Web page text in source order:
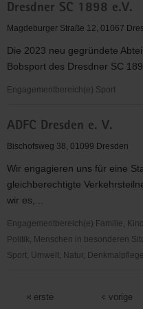
im
TSV
e.
V.
Dresdner SC 1898 e.V.
Magdeburger Straße 12, 01067
Die 2023 neu gegründete
Bobsport des Dresdner SC
Engagementbereich(e) Sport
Rennrodel,
Skeleton
Bobsport
des
Dresdner
SC
1898
e.V.
ADFC Dresden e. V.
Bischofsweg 38, 01099 Dresden
Wir engagieren uns für eine
gleichberechtigte
wir es,...
Engagementbereich(e) Familie,
Politik, Menschen in besonderen
Sport, Umwelt, Natur, Denkmalpflege
erste
vorige